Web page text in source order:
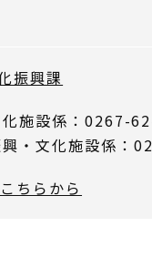
振興課
化施設係：
興・文化施設係
ちらから